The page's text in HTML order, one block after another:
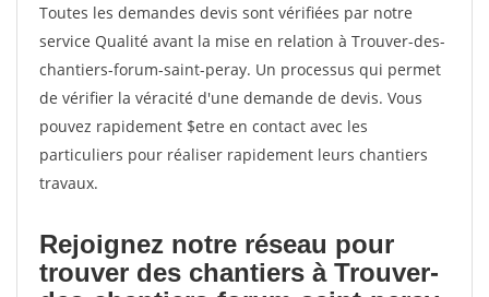
Toutes les demandes devis sont vérifiées par notre
service Qualité avant la mise en relation à Trouver-des-
chantiers-forum-saint-peray. Un processus qui permet
de vérifier la véracité d'une demande de devis. Vous
pouvez rapidement $etre en contact avec les
particuliers pour réaliser rapidement leurs chantiers
travaux.
Rejoignez notre réseau pour
trouver des chantiers à Trouver-